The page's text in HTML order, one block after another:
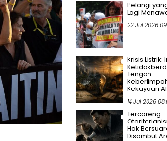
Pelangi
Lagi
22 Jul 2026
Krisis Listrik:
Tengah
Kekayaan
14 Jul 2026
Tercoreng
Hak
Disambut